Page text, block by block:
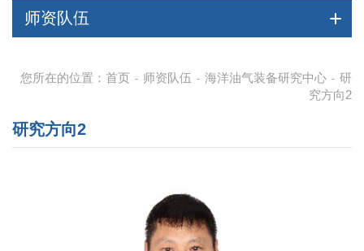
师资队伍
您所在的位置： 首页 - 师资队伍 - 海洋油气装备研究中心 - 研
究方向2
研究方向2